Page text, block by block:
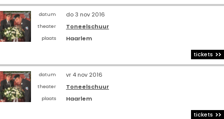
datum do 3 nov 2016
theater Toneelschuur
plaats
Haarlem
tickets
datum vr 4 nov 2016
theater Toneelschuur
plaats
Haarlem
tickets